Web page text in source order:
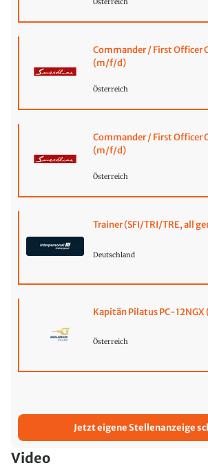
Commander / First Officer
(m/f/d)
Österreich
Commander / First Officer
(m/f/d)
Österreich
Trainer (SFI/TRI/TRE, all
Deutschland
Kapitän Pilatus PC-
Österreich
Jetzt eigene Stellenanzeige
Video